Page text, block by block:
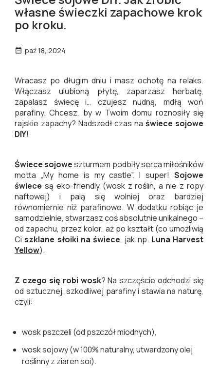
własne świeczki zapachowe krok
po kroku.
 paź 18, 2024
Wracasz po długim dniu i masz ochotę na relaks.
Włączasz ulubioną płytę, zaparzasz herbatę,
zapalasz świecę i… czujesz nudną, mdłą woń
parafiny. Chcesz, by w Twoim domu roznosiły się
rajskie zapachy? Nadszedł czas naświece sojowe
DIY!
Świece sojoweszturmem podbiły serca miłośników
motta „My home is my castle”. I super! Sojowe
świece są eko-friendly (wosk z roślin, a nie z ropy
naftowej) i palą się wolniej oraz bardziej
równomiernie niż parafinowe. W dodatku robiąc je
samodzielnie, stwarzasz coś absolutnie unikalnego –
od zapachu, przez kolor, aż po kształt (co umożliwią
Ciszklane słoiki na świece, jak np. Luna Harvest
Yellow).
Z czego się robi wosk? Na szczęście odchodzi się
od sztucznej, szkodliwej parafiny i stawia na naturę,
czyli:
wosk pszczeli (od pszczół miodnych),
wosk sojowy (w 100% naturalny, utwardzony olej
roślinny z ziaren soi).